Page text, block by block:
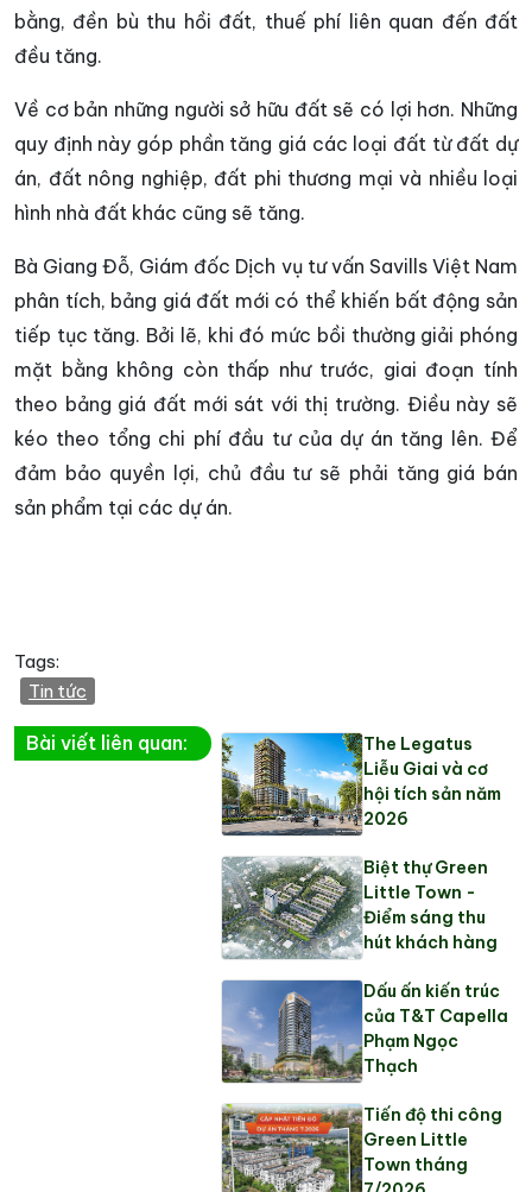
bằng, đền bù thu hồi đất, thuế phí liên quan đến đất
đều tăng.
Về cơ bản những người sở hữu đất sẽ có lợi hơn. Những
quy định này góp phần tăng giá các loại đất từ đất dự
án, đất nông nghiệp, đất phi thương mại và nhiều loại
hình nhà đất khác cũng sẽ tăng.
Bà Giang Đỗ, Giám đốc Dịch vụ tư vấn Savills Việt Nam
phân tích, bảng giá đất mới có thể khiến bất động sản
tiếp tục tăng. Bởi lẽ, khi đó mức bồi thường giải phóng
mặt bằng không còn thấp như trước, giai đoạn tính
theo bảng giá đất mới sát với thị trường. Điều này sẽ
kéo theo tổng chi phí đầu tư của dự án tăng lên. Để
đảm bảo quyền lợi, chủ đầu tư sẽ phải tăng giá bán
sản phẩm tại các dự án.
Tags:
Tin tức
Bài viết liên quan:
The Legatus
Liễu Giai và cơ
hội tích sản năm
2026
Biệt thự Green
Little Town -
Điểm sáng thu
hút khách hàng
Dấu ấn kiến trúc
của T&T Capella
Phạm Ngọc
Thạch
Tiến độ thi công
Green Little
Town tháng